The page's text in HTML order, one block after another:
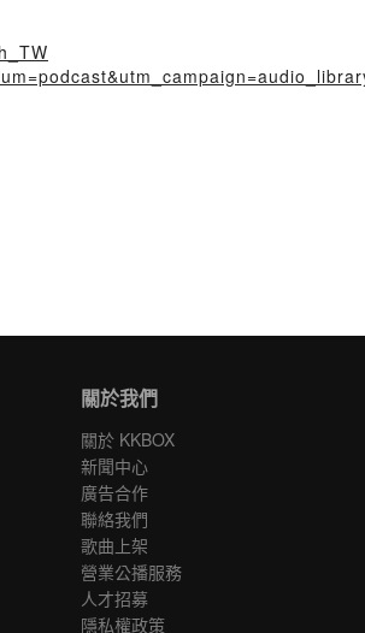
關於我們
關於 KKBOX
新聞中心
廣告合作
聯絡我們
歌曲上架
營業公播服務
人才招募
隱私權政策